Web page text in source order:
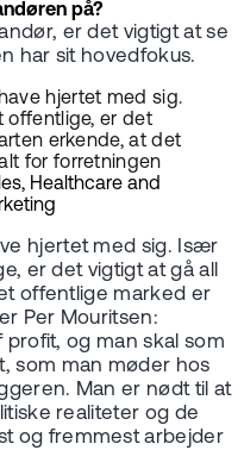
på?
er det vigtigt at se
har sit hovedfokus.
hjertet med sig.
offentlige, er det
erkende, at det
for forretningen
Healthcare and
hjertet med sig. Især
er det vigtigt at gå all
offentlige marked er
Per Mouritsen:
og man skal som
som man møder hos
Man er nødt til at
realiteter og de
og fremmest arbejder